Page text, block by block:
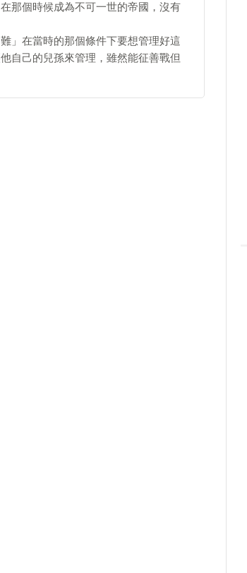
那個時候成為不可一世的帝國，沒有
」在當時的那個條件下要想管理好這
自己的兒孫來管理，雖然能征善戰但